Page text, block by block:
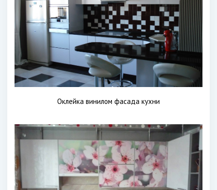
Оклейка винилом фасада кухни